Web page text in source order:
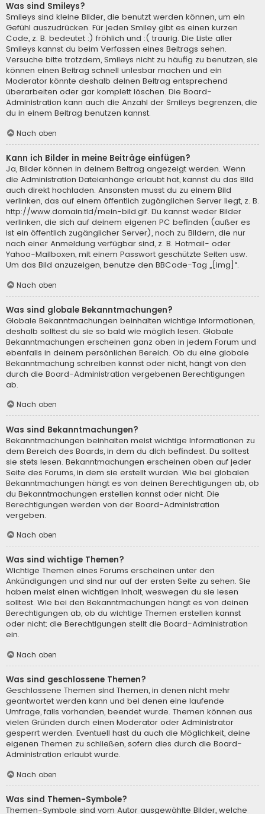
Was sind Smileys?
Smileys sind kleine Bilder, die benutzt werden können, um ein
Gefühl auszudrücken. Für jeden Smiley gibt es einen kurzen
Code, z. B. bedeutet :) fröhlich und :( traurig. Die Liste aller
Smileys kannst du beim Verfassen eines Beitrags sehen.
Versuche bitte trotzdem, Smileys nicht zu häufig zu benutzen, sie
können einen Beitrag schnell unlesbar machen und ein
Moderator könnte deshalb deinen Beitrag entsprechend
überarbeiten oder gar komplett löschen. Die Board-
Administration kann auch die Anzahl der Smileys begrenzen, die
du in einem Beitrag benutzen kannst.
Nach oben
Kann ich Bilder in meine Beiträge einfügen?
Ja, Bilder können in deinem Beitrag angezeigt werden. Wenn
die Administration Dateianhänge erlaubt hat, kannst du das Bild
auch direkt hochladen. Ansonsten musst du zu einem Bild
verlinken, das auf einem öffentlich zugänglichen Server liegt, z. B.
http://www.domain.tld/mein-bild.gif. Du kannst weder Bilder
verlinken, die sich auf deinem eigenen PC befinden (außer es
ist ein öffentlich zugänglicher Server), noch zu Bildern, die nur
nach einer Anmeldung verfügbar sind, z. B. Hotmail- oder
Yahoo-Mailboxen, mit einem Passwort geschützte Seiten usw.
Um das Bild anzuzeigen, benutze den BBCode-Tag „[img]“.
Nach oben
Was sind globale Bekanntmachungen?
Globale Bekanntmachungen beinhalten wichtige Informationen,
deshalb solltest du sie so bald wie möglich lesen. Globale
Bekanntmachungen erscheinen ganz oben in jedem Forum und
ebenfalls in deinem persönlichen Bereich. Ob du eine globale
Bekanntmachung schreiben kannst oder nicht, hängt von den
durch die Board-Administration vergebenen Berechtigungen
ab.
Nach oben
Was sind Bekanntmachungen?
Bekanntmachungen beinhalten meist wichtige Informationen zu
dem Bereich des Boards, in dem du dich befindest. Du solltest
sie stets lesen. Bekanntmachungen erscheinen oben auf jeder
Seite des Forums, in dem sie erstellt wurden. Wie bei globalen
Bekanntmachungen hängt es von deinen Berechtigungen ab, ob
du Bekanntmachungen erstellen kannst oder nicht. Die
Berechtigungen werden von der Board-Administration
vergeben.
Nach oben
Was sind wichtige Themen?
Wichtige Themen eines Forums erscheinen unter den
Ankündigungen und sind nur auf der ersten Seite zu sehen. Sie
haben meist einen wichtigen Inhalt, weswegen du sie lesen
solltest. Wie bei den Bekanntmachungen hängt es von deinen
Berechtigungen ab, ob du wichtige Themen erstellen kannst
oder nicht; die Berechtigungen stellt die Board-Administration
ein.
Nach oben
Was sind geschlossene Themen?
Geschlossene Themen sind Themen, in denen nicht mehr
geantwortet werden kann und bei denen eine laufende
Umfrage, falls vorhanden, beendet wurde. Themen können aus
vielen Gründen durch einen Moderator oder Administrator
gesperrt werden. Eventuell hast du auch die Möglichkeit, deine
eigenen Themen zu schließen, sofern dies durch die Board-
Administration erlaubt wurde.
Nach oben
Was sind Themen-Symbole?
Themen-Symbole sind vom Autor ausgewählte Bilder, welche